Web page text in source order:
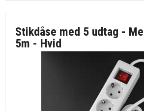
Stikdåse med 5 udtag -
5m - Hvid